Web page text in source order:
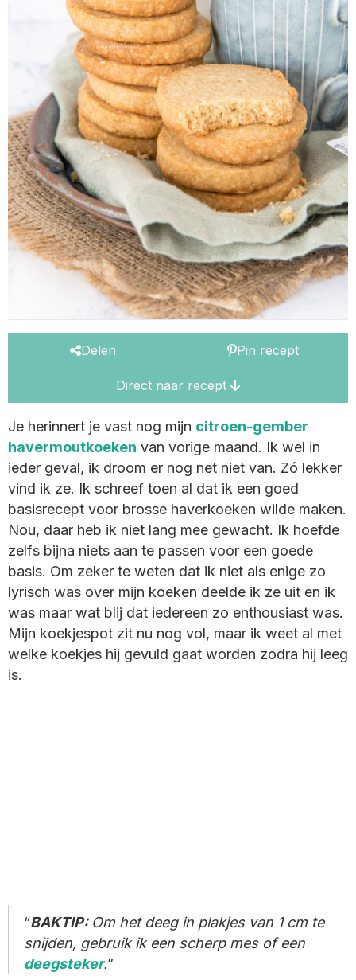
Delen Pin recept
Direct naar recept
Je herinnert je vast nog mijn citroen-gember
havermoutkoeken van vorige maand. Ik wel in
ieder geval, ik droom er nog net niet van. Zó lekker
vind ik ze. Ik schreef toen al dat ik een goed
basisrecept voor brosse haverkoeken wilde maken.
Nou, daar heb ik niet lang mee gewacht. Ik hoefde
zelfs bijna niets aan te passen voor een goede
basis. Om zeker te weten dat ik niet als enige zo
lyrisch was over mijn koeken deelde ik ze uit en ik
was maar wat blij dat iedereen zo enthousiast was.
Mijn koekjespot zit nu nog vol, maar ik weet al met
welke koekjes hij gevuld gaat worden zodra hij leeg
is.
BAKTIP: Om het deeg in plakjes van 1 cm te
snijden, gebruik ik een scherp mes of een
deegsteker.